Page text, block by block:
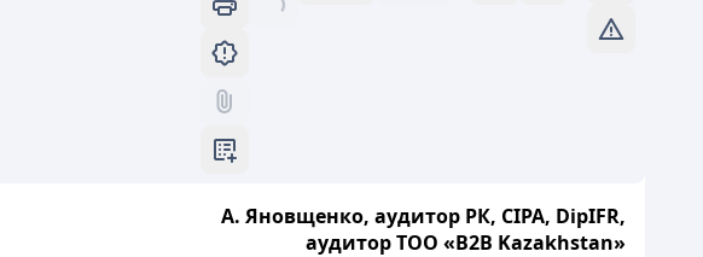
А. Яновщенко, аудитор РК, CIPA, DipIFR,
аудитор ТОО «B2B Kazakhstan»